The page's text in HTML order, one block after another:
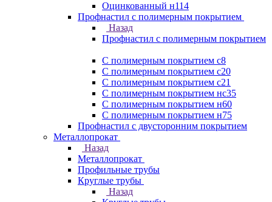
Оцинкованный н114
Профнастил с полимерным покрытием
Назад
Профнастил с полимерным покрытием
С полимерным покрытием с8
С полимерным покрытием с20
С полимерным покрытием с21
С полимерным покрытием нс35
С полимерным покрытием н60
С полимерным покрытием н75
Профнастил с двусторонним покрытием
Металлопрокат
Назад
Металлопрокат
Профильные трубы
Круглые трубы
Назад